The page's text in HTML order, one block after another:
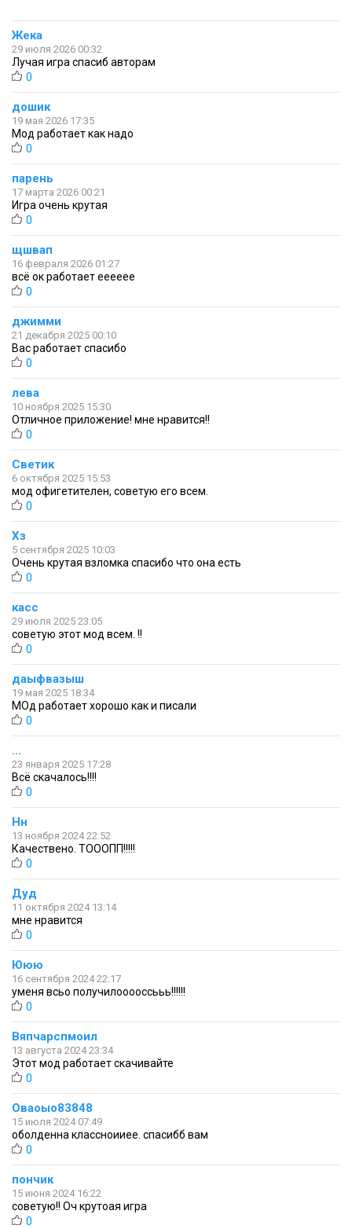
Жека
29 июля 2026 00:32
Лучая игра спасиб авторам
0
дошик
19 мая 2026 17:35
Мод работает как надо
0
парень
17 марта 2026 00:21
Игра очень крутая
0
щшвап
16 февраля 2026 01:27
всё ок работает ееееее
0
джимми
21 декабря 2025 00:10
Вас работает спасибо
0
лева
10 ноября 2025 15:30
Отличное приложение! мне нравится!!
0
Светик
6 октября 2025 15:53
мод офигетителен, советую его всем.
0
Хз
5 сентября 2025 10:03
Очень крутая взломка спасибо что она есть
0
касс
29 июля 2025 23:05
советую этот мод всем. !!
0
даыфвазыш
19 мая 2025 18:34
МОд работает хорошо как и писали
0
...
23 января 2025 17:28
Всё скачалось!!!!
0
Нн
13 ноября 2024 22:52
Качествено. ТОООПП!!!!!
0
Дуд
11 октября 2024 13:14
мне нравится
0
Ююю
16 сентября 2024 22:17
уменя всьо получилооооссььь!!!!!!
0
Вяпчарспмоил
13 августа 2024 23:34
Этот мод работает скачивайте
0
Оваоыо83848
15 июля 2024 07:49
оболденна классноииее. спасибб вам
0
пончик
15 июня 2024 16:22
советую!! Оч крутоая игра
0